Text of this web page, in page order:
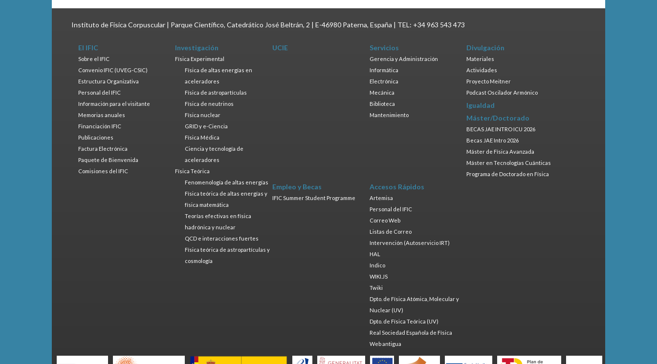
Instituto de Física Corpuscular | Parque Científico, Catedrático José Beltrán, 2 | E-46980 Paterna, España | TEL: +34 963 543 473
El IFIC
Sobre el IFIC
Convenio IFIC (UVEG-CSIC)
Estructura Organizativa
Personal del IFIC
Información para el visitante
Memorias anuales
Financiación IFIC
Publicaciones
Factura Electrónica
Paquete de Bienvenida
Comisiones del IFIC
Investigación
Física Experimental
Física de altas energías en
aceleradores
Física de astropartículas
Física de neutrinos
Física nuclear
GRID y e-Ciencia
Física Médica
Ciencia y tecnología de
aceleradores
Física Teórica
Fenomenología de altas energías
Física teórica de altas energías y
física matemática
Teorías efectivas en física
hadrónica y nuclear
QCD e interacciones fuertes
Física teórica de astropartículas y
cosmología
UCIE Servicios
Gerencia y Administración
Informática
Electrónica
Mecánica
Biblioteca
Mantenimiento
Divulgación
Materiales
Actividades
Proyecto Meitner
Podcast Oscilador Armónico
Igualdad
Máster/Doctorado
BECAS JAE INTRO ICU 2026
Becas JAE Intro 2026
Máster de Física Avanzada
Máster en Tecnologías Cuánticas
Programa de Doctorado en Física
Empleo y Becas
IFIC Summer Student Programme
Accesos Rápidos
Artemisa
Personal del IFIC
Correo Web
Listas de Correo
Intervención (Autoservicio IRT)
HAL
Indico
WIKI.JS
Twiki
Dpto. de Física Atómica, Molecular y
Nuclear (UV)
Dpto. de Física Teórica (UV)
Real Sociedad Española de Física
Web antigua